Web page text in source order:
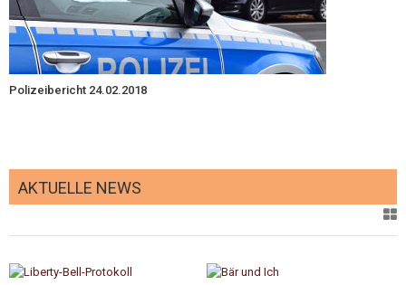
Polizeibericht 24.02.2018
AKTUELLE NEWS